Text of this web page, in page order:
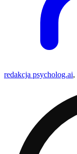
redakcja psycholog.ai,